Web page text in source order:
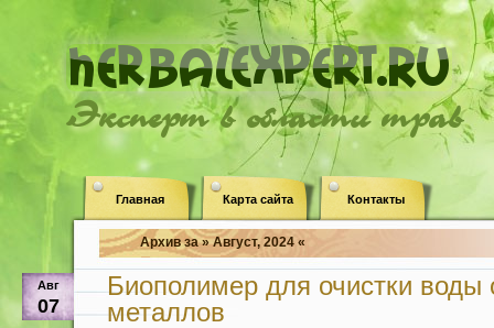
Эксперт в области трав
Главная Карта сайта Контакты
Архив за » Август, 2024 «
Авг
07
Биополимер для очистки воды
металлов